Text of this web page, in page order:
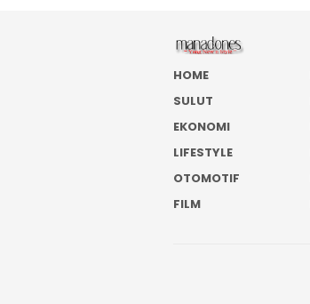
HOME
SULUT
EKONOMI
LIFESTYLE
OTOMOTIF
FILM